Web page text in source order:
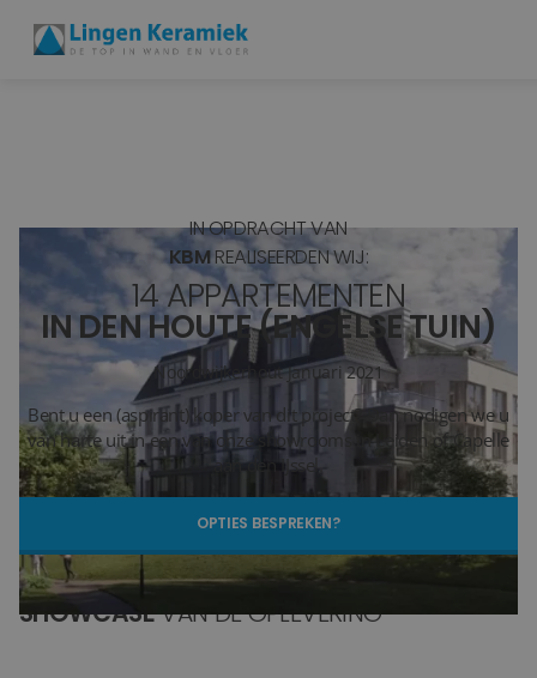
MEER PRODUCTEN
SHOWROOM BEZOEKEN
Stijlstudio's
Projecten
Blog
IN OPDRACHT VAN
KBMREALISEERDEN WIJ:
14 APPARTEMENTEN
IN DEN HOUTE (ENGELSE TUIN)
NoordwijkerhoutJanuari 2021
Bent u een (aspirant) koper van dit project? Dan nodigen we u
van harte uit in een van onze showrooms in Leiden of Capelle
aan den IJssel.
OPTIES BESPREKEN?
SHOWCASEVAN DE OPLEVERING